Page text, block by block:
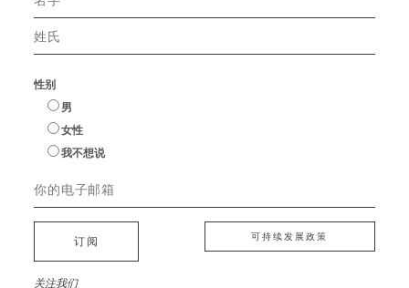
性别
男
女性
我不想说
订阅 可持续发展政策
关注我们